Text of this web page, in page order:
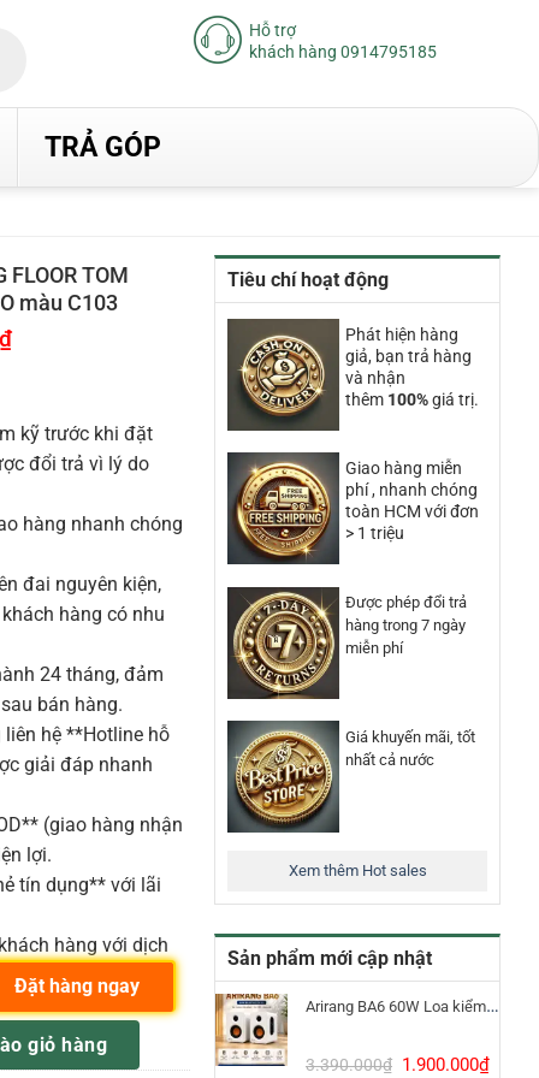
Hỗ trợ
khách hàng 0914795185
TRẢ GÓP
Tiêu chí hoạt động
Phát hiện hàng
giả, bạn trả hàng
và nhận
thêm 100%giá trị.
Giao hàng miễn
phí , nhanh chóng
toàn HCM với đơn
> 1 triệu
Được phép đổi trả
hàng trong 7 ngày
miễn phí
Giá khuyến mãi, tốt
nhất cả nước
Xem thêm Hot sales
Sản phẩm mới cập nhật
Arirang BA6 60W Loa kiểm âm Bluetooth 5.3
3.390.000₫ Giá
1.900.000₫Giá
FLOOR TOM
màu C103
₫Giá
kỹ trước khi đặt
đổi trả vì lý do
hàng nhanh chóng
đai nguyên kiện,
hàng có nhu
24 tháng, đảm
bán hàng.
hệ **Hotline hỗ
giải đáp nhanh
(giao hàng nhận
lợi.
tín dụng** với lãi
hàng với dịch
TOM 16X16 W/DC ĐEN PIANO màu C103 số lượng
giỏ hàng
Đặt hàng ngay